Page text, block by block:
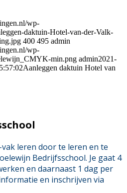
wp-
daktuin-Hotel-van-der-Valk-
400 495 admin
wp-
min.png admin2021-
Aanleggen daktuin Hotel van
leren door te leren en te
Bedrijfsschool. Je gaat 4
en daarnaast 1 dag per
en inschrijven via